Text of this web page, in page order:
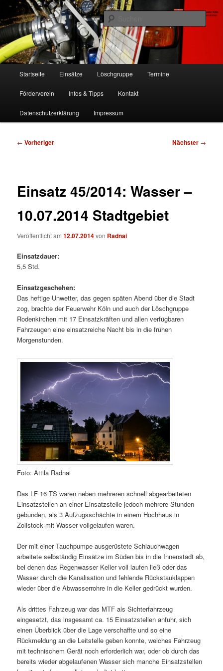
Zum
primären
Inhalt
springenFF Köln, LG RD
Freiwillige Feuerwehr Köln, Löschgruppe Rodenkirchen
Startseite Einsätze Löschgruppe Termine
Förderverein Infos & Tipps Kontakt
Datenschutzerklärung Impressum
Beitragsnavigation
← Vorheriger Nächster →
Einsatz 45/2014: Wasser –
10.07.2014 Stadtgebiet
Veröffentlicht am12.07.2014von Radnai
Einsatzdauer:
5,5 Std.
Einsatzgeschehen:
Das heftige Unwetter, das gegen späten Abend über die Stadt
zog, brachte der Feuerwehr Köln und auch der Löschgruppe
Rodenkirchen mit 17 Einsatzkräften und allen verfügbaren
Fahrzeugen eine einsatzreiche Nacht bis in die frühen
Morgenstunden.
Foto: Attila Radnai
Das LF 16 TS waren neben mehreren schnell abgearbeiteten
Einsatzstellen an einer Einsatzstelle jedoch mehrere Stunden
gebunden, als 3 Aufzugsschächte in einem Hochhaus in
Zollstock mit Wasser vollgelaufen waren.
Der mit einer Tauchpumpe ausgerüstete Schlauchwagen
arbeitete selbständig Einsätze im Süden bis in die Innenstadt ab,
bei denen das Regenwasser Keller voll laufen ließ oder das
Wasser durch die Kanalisation und fehlende Rückstauklappen
wieder über die Abwasserrohre in die Keller gedrückt wurden.
Als drittes Fahrzeug war das MTF als Sichterfahrzeug
eingesetzt, das insgesamt ca. 15 Einsatzstellen anfuhr, sich
einen Überblick über die Lage verschaffte und so eine
Rückmeldung an die Leitstelle geben konnte, welches Fahrzeug
mit technischem Gerät noch erforderlich war, oder ob durch das
bereits wieder abgelaufenen Wasser sich manche Einsatzstellen